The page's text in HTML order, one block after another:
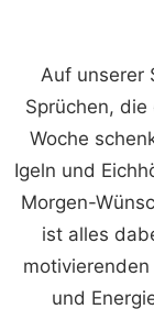
Auf unserer
Sprüchen,
Woche
Igeln und
Morgen-
ist alles
und